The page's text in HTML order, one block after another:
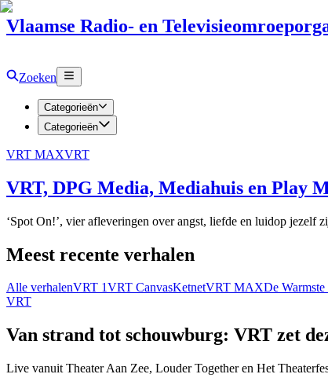
Vlaamse Radio- en
Zoeken
Categorieën
Categorieën
VRT MAXVRT
VRT, DPG Media, Mediahuis en Play
‘Spot On!’, vier afleveringen over angst, liefde en luidop jezelf
Meest recente verhalen
Alle verhalenVRT 1VRT CanvasKetnetVRT MAXDe Warmste
VRT
Van strand tot schouwburg: VRT zet
Live vanuit Theater Aan Zee, Louder Together en Het